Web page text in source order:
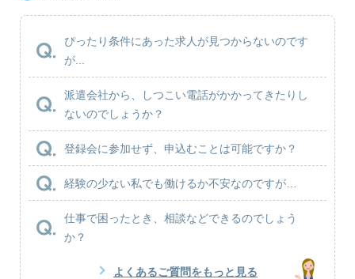
ぴったり条件にあった求人が見つからないのです
が...
派遣会社から、しつこい電話がかかってきたりし
ないのでしょうか？
登録会に参加せず、申込むことは可能ですか？
経験の少ない私でも働けるか不安なのですが…
仕事で困ったとき、相談などできるのでしょう
か？
よくあるご質問をもっと見る